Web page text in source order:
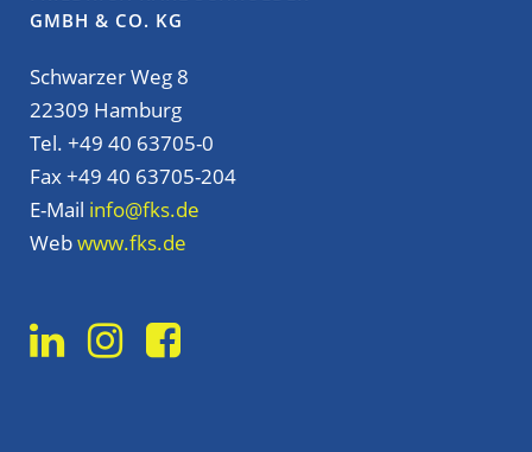
GMBH & CO. KG
Schwarzer Weg 8
22309 Hamburg
Tel. +49 40 63705-0
Fax +49 40 63705-204
E-Mail info@fks.de
Webwww.fks.de